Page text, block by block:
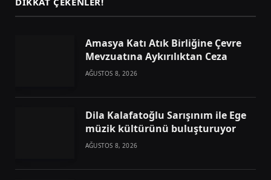
Amasya Katı Atık Birliğine Çevre
Mevzuatına Aykırılıktan Ceza
AĞUSTOS 8, 2026
Dila Kalafatoğlu Sarışınım ile Ege
müzik kültürünü buluşturuyor
AĞUSTOS 8, 2026